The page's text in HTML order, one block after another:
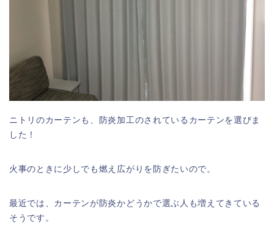
ニトリのカーテンも、防炎加工のされているカーテンを選びま
した！
火事のときに少しでも燃え広がりを防ぎたいので。
最近では、カーテンが防炎かどうかで選ぶ人も増えてきている
そうです。